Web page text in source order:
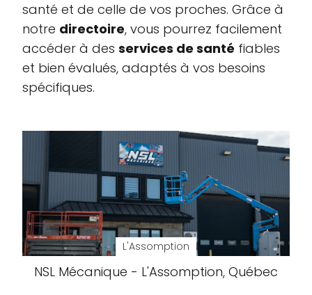
santé et de celle de vos proches. Grâce à
notre directoire, vous pourrez facilement
accéder à des services de santé fiables
et bien évalués, adaptés à vos besoins
spécifiques.
L'Assomption
NSL Mécanique - L'Assomption, Québec